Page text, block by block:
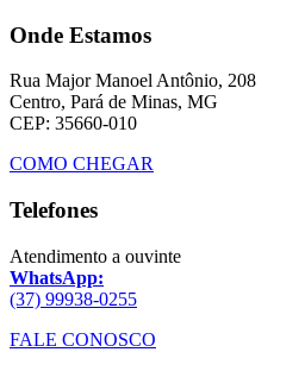
Onde Estamos
Rua Major Manoel Antônio, 208
Centro, Pará de Minas, MG
CEP: 35660-010
COMO CHEGAR
Telefones
Atendimento a ouvinte
WhatsApp:
(37) 99938-0255
FALE CONOSCO